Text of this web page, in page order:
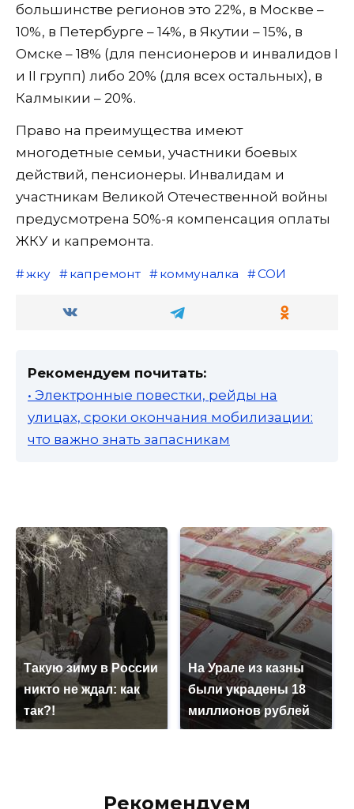
большинстве регионов это 22%, в Москве –
10%, в Петербурге – 14%, в Якутии – 15%, в
Омске – 18% (для пенсионеров и инвалидов I
и II групп) либо 20% (для всех остальных), в
Калмыкии – 20%.
Право на преимущества имеют
многодетные семьи, участники боевых
действий, пенсионеры. Инвалидам и
участникам Великой Отечественной войны
предусмотрена 50%-я компенсация оплаты
ЖКУ и капремонта.
жку капремонт коммуналка СОИ
Рекомендуем почитать:
• Электронные повестки, рейды на
улицах, сроки окончания мобилизации:
что важно знать запасникам
Такую зиму в России
никто не ждал: как
так?!
На Урале из казны
были украдены 18
миллионов рублей
Рекомендуем